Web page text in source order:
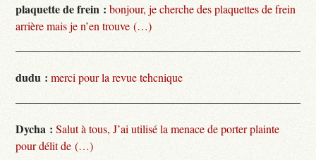
plaquette de frein : bonjour, je cherche des plaquettes de frein
arrière mais je n’en trouve (…)
dudu : merci pour la revue tehcnique
Dycha : Salut à tous, J’ai utilisé la menace de porter plainte
pour délit de (…)